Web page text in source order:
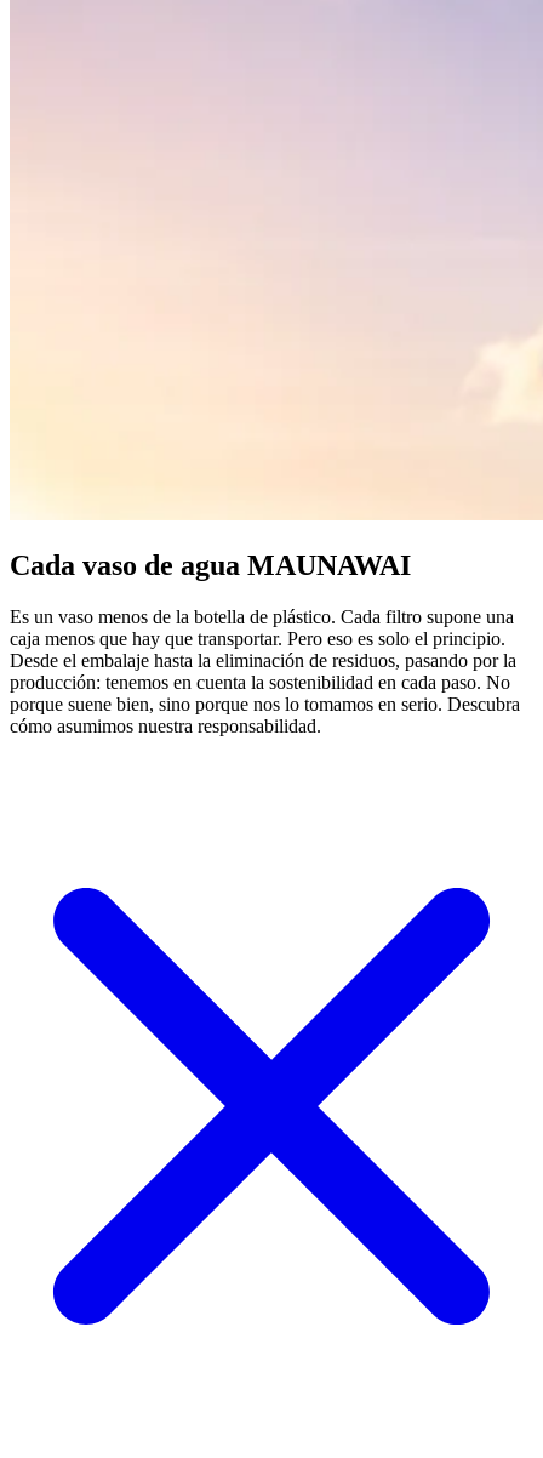
Cada vaso de agua MAUNAWAI
Es un vaso menos de la botella de plástico. Cada filtro supone una
caja menos que hay que transportar. Pero eso es solo el principio.
Desde el embalaje hasta la eliminación de residuos, pasando por la
producción: tenemos en cuenta la sostenibilidad en cada paso. No
porque suene bien, sino porque nos lo tomamos en serio. Descubra
cómo asumimos nuestra responsabilidad.